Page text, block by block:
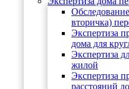
вторичка)
Экспертиза
дома для
Экспертиза
жилой
Экспертиза
расстояний